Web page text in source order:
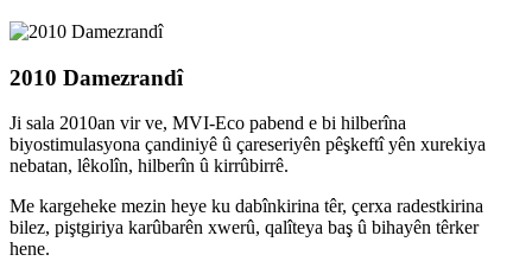
2010 Damezrandî
Ji sala 2010an vir ve, MVI-Eco pabend e bi hilberîna
biyostimulasyona çandiniyê û çareseriyên pêşkeftî yên xurekiya
nebatan, lêkolîn, hilberîn û kirrûbirrê.
Me kargeheke mezin heye ku dabînkirina têr, çerxa radestkirina
bilez, piştgiriya karûbarên xwerû, qalîteya baş û bihayên têrker
hene.